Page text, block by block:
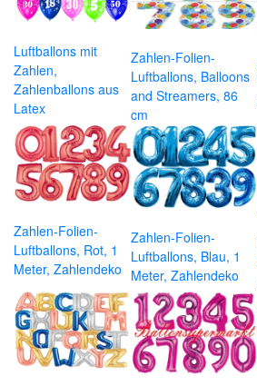
Luftballons mit
Zahlen,
Zahlenballons aus
Latex
Zahlen-Folien-
Luftballons, Balloons
and Streamers, 86
cm
Zahlen-Folien-
Luftballons, Rot, 1
Meter, Zahlendeko
Zahlen-Folien-
Luftballons, Blau, 1
Meter, Zahlendeko